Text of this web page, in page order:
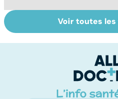
Violences
sexuelles :
Voir toutes